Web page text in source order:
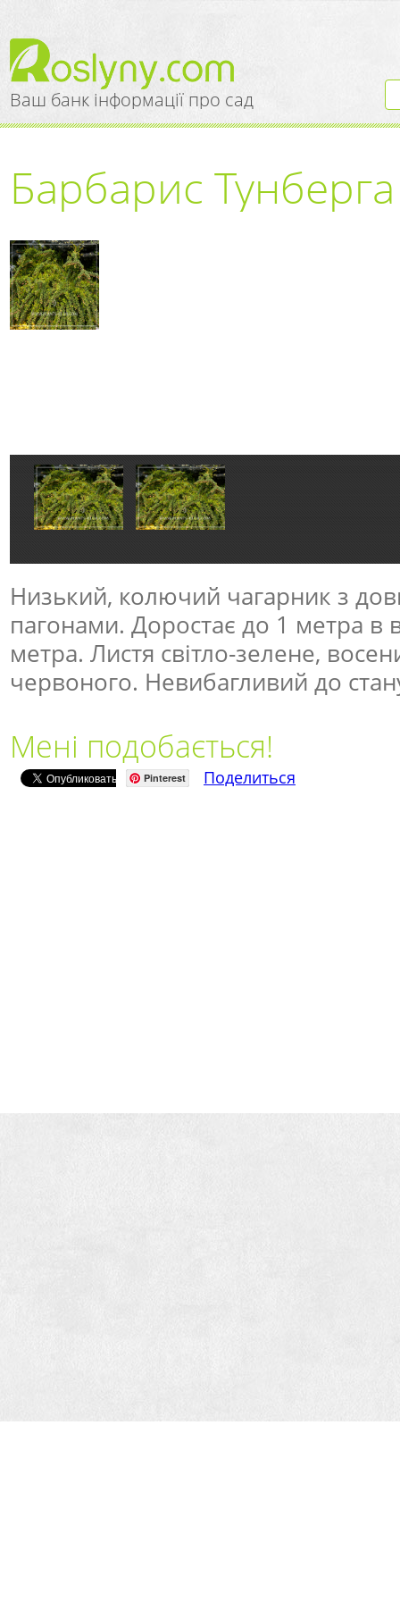
Ваш банк інформації про сад
Барбарис
Низький, колючий чагарник з
пагонами. Доростає до 1 метра в
метра. Листя світло-зелене,
червоного. Невибагливий до
Мені подобається!
Pinterest Поделиться